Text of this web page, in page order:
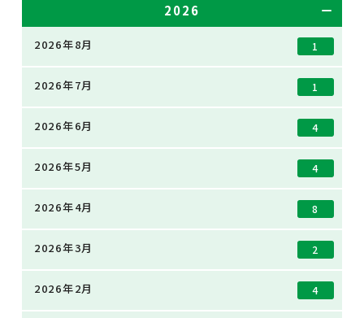
2026
2026年8月 1
2026年7月 1
2026年6月 4
2026年5月 4
2026年4月 8
2026年3月 2
2026年2月 4